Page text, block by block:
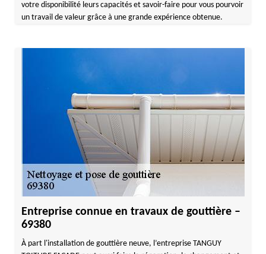
votre disponibilité leurs capacités et savoir-faire pour vous pourvoir
un travail de valeur grâce à une grande expérience obtenue.
Entreprise connue en travaux de gouttière –
69380
À part l'installation de gouttière neuve, l’entreprise TANGUY